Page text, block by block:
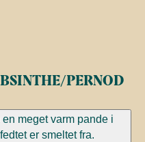
PERNOD
meget varm pande i
er smeltet fra.